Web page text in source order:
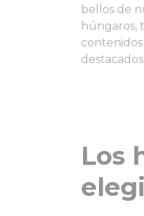
bellos de
húngaros,
contenidos
Los